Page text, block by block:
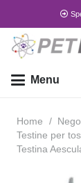
Menu
Home /
Testine per
Testina